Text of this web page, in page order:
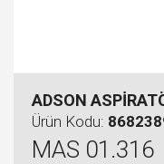
ADSON
Ürün Kodu:
MAS 01.316